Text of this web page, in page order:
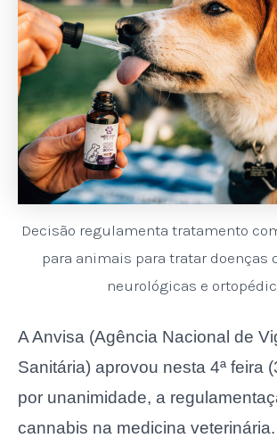
Decisão regulamenta tratamento
para animais para tratar doenças
neurológicas e
A Anvisa (Agência Nacional de
Sanitária) aprovou nesta 4ª feira
por unanimidade, a
cannabis na medicina